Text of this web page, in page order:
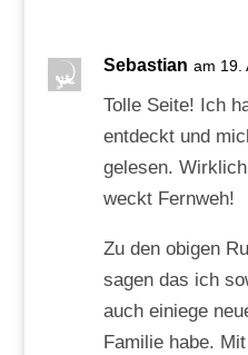
Sebastian am 19.
Tolle Seite! Ich
entdeckt und
gelesen.
weckt Fernweh!
Zu den obigen
sagen das ich
auch einiege
Familie habe.